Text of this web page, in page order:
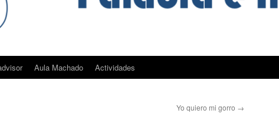
Aula Machado Actividades
Yo quiero mi gorro →